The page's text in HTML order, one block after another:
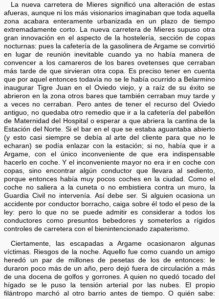
La nueva carretera de Mieres significó una alteración de estas
afueras, aunque ni los más visionarios imaginaban que toda aquella
zona acabara enteramente urbanizada en un plazo de tiempo
extremadamente corto. La nueva carretera de Mieres supuso otra
gran innovación en el aspecto de la hostelería, sección de copas
nocturnas: pues la cafetería de la gasolinera de Argame se convirtió
en lugar de reunión inevitable cuando ya no había manera de
convencer a los camareros de los bares ovetenses que cerraban
más tarde de que sirvieran otra copa. Es preciso tener en cuenta
que por aquel entonces todavía no se le había ocurrido a Belarmino
inaugurar Tigre Juan en el Oviedo viejo, y a raíz de su éxito se
abrieron en la zona otros bares que también cerraban muy tarde y
a veces no cerraban. Pero antes de tener el recurso del Oviedo
antiguo, no quedaba otro remedio que ir a la cafetería del pabellón
de Maternidad del Hospital o esperar a que abriera la cantina de la
Estación del Norte. Si el bar en el que se estaba aguantaba abierto
(y esto casi siempre se debía al arte del cliente para que no le
echaran) se podía enlazar con la estación; si no, había que ir a
Argame, con el único inconveniente de que era indispensable
hacerlo en coche. Y el inconveniente mayor no era ir en coche con
copas, sino encontrar algún conductor que llevara al sediento,
porque entonces había muy pocos coches en la ciudad. Como el
coche no saliera a la cuneta o no embistiera contra un muro, la
Guardia Civil no intervenía. Así debe ser. Si alguien ocasiona un
accidente por conductor borracho, caiga sobre él todo el peso de la
ley: pero lo que no se puede admitir es considerar a todos los
conductores como presuntos bebedores y someterlos a rígidos
controles de carretera con el bienintencionado zapaterismo.
Ciertamente, las escapadas a Argame ocasionaron algunas
víctimas. Riesgos de la noche. Aquello fue como cuando un amigo
heredó un par de millones de pesetas de los de entonces: le
duraron poco más de un año, pero dejó fuera de circulación a más
de una docena de golfos y gorrones. A quien no quedó tocado del
hígado se le puso la tensión arterial por las nubes. El propio
filántropo marchó al otro barrio antes de tiempo. O quién sabe: